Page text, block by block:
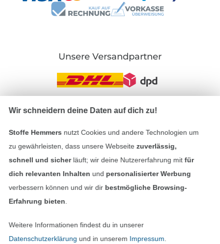
Unsere Versandpartner
Impressum
Datenschutz
Kontakt
Wir schneidern deine Daten auf dich zu!
Stoffe Hemmers nutzt Cookies und andere Technologien um
zu gewährleisten, dass unsere Webseite zuverlässig,
schnell und sicherläuft; wir deine Nutzererfahrung mitfür
dich relevanten Inhalten und personalisierter Werbung
verbessern können und wir dir bestmögliche Browsing-
Erfahrung bieten
Weitere Informationen findest du in unserer
Datenschutzerklärung und in unserem Impressum